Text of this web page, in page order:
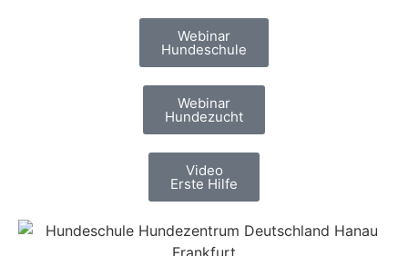
Webinar
Hundeschule
Webinar
Hundezucht
Video
Erste Hilfe